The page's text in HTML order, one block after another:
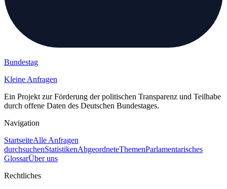
Bundestag
Kleine Anfragen
Ein Projekt zur Förderung der politischen Transparenz und Teilhabe
durch offene Daten des Deutschen Bundestages.
Navigation
StartseiteAlle Anfragen
durchsuchenStatistikenAbgeordneteThemenParlamentarisches
GlossarÜber uns
Rechtliches